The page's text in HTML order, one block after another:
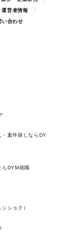
運営者情報
い合わせ
・案件探しならDY
らDYM就職
ショク）